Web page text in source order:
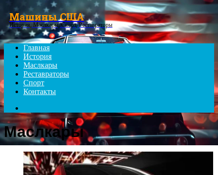
Menu
Машины США
История, Маслкары, Спорт, Реставраторы
Главная
История
Маслкары
Реставраторы
Спорт
Контакты
for
Маслкары